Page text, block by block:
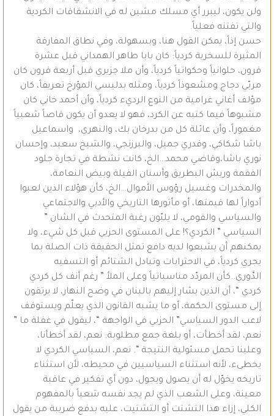
ولن يكون، ليبرر أي مسلك مشين له في الانشقاقات الكردية
والتي تفتنه فعلياً.
حسن إذاً، يمكن القول هنا، وبسهولة، وفي نطاق المفارقة
المثيرة للسخرية كردياً: كان بابا طاهر الهمداني قبل عشرة
قرون، حلوانياً وحكواتياً كردياً، وأن ملا جزيري قبل أربعة قرون كان
مربّي دجاج ومشعوذاً كردياً، ومثله بدليسي المؤرخ تعريفاً، كان
مؤلف أغاني غرامية من النوع الرديء كردياً، وأن أحمد خاني كان
مشبوهاً فيما كتبه عن الكرد، فهو لا يعدو أن يكون قاصاً شعبياً
مغموراً، وأن عائلة كل من بدرخان بك، والنهري، واسماعيل
باشا شكاكي، وقدري جميل، والبرزنجي، والشيخ سعيد، وإحسان
نوري باشا،وقاضي محمد…الخ، كانت نشطة في تجارة جلود
الفقمة وريش البطريق وأسنان الفيلة وبيض النعامة،
والمخدرات وغسيل رؤوس الأموال…الخ، كأن هؤلاء الذين لعبوا
أدواراً لها قيمتها، أو مأثورها التاريخي والأدبي والاجتماعي
والسياسي والقومي، لا يلبّون رغبة المتحدث في الشان ”
السياسي ” الكردي؟! على المستوى الحزبي قبل كل شيء، ولا
يمكنهم أن يشبعوا لديه دافع تمثل الحقيقة ذات الصلة بما
يجري كردياً، في الاحترابات وتبادل الشتائم أو التسفيه
الدَّوري..كأن المردّد مناسباتياً وعلى الملأ ” رغم أنف كل كردي
كردي “، أن الذين يشار إليهم بالبنان في وضح النهار، لا يرتقون
إلى مستوى الحكمة، أو ما يشبه القانون الذي يعلّم ويستوقف
لاعب الدور السياسي” الحزبي في الواجهة “، ليقول في غفلة ما ”
نعم، لقد أخطأت، أو بلغة جمع مطلوبة: نعم، لقد أخطأنا،
وعلينا تحمل مسئولية النتيجة “. نعم، السياسي الكردي لا
يخطىء، لأنه استثناء السياسيين في محيطه، لأن استثناء
تاريخه يخوّل له أن يصول ويجول، دون أي تفكير في عاقبة
معينة، وعلى الشعب الذي لم يجد نفسه شعباً بالمفهوم
الكلي، إزاء هذا التشتت أو التشتيت، عليه بدفع ضريبة من يقول